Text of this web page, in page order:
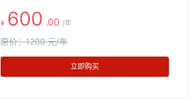
¥ 600 .00 /年
原价：1200 元/年
立即购买